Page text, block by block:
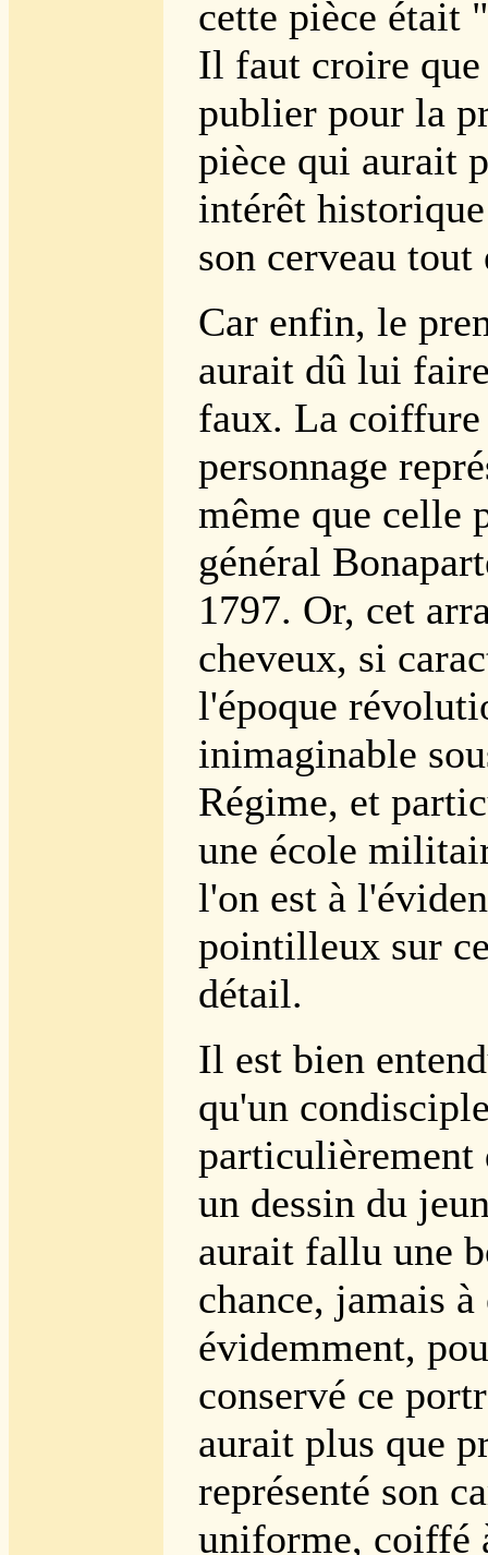
cette pièce était "
Il faut croire
publier pour la
pièce qui aurait
intérêt
son cerveau
Car enfin, le
aurait dû lui
faux. La coiffure
personnage
même que celle
général
1797. Or, cet
cheveux, si
l'époque
inimaginable
Régime, et
une école
l'on est à
pointilleux sur
détail.
Il est bien
qu'un
particulièrement
un dessin du
aurait fallu une
chance, jamais à
évidemment,
conservé ce
aurait plus que
représenté son
uniforme, coiffé